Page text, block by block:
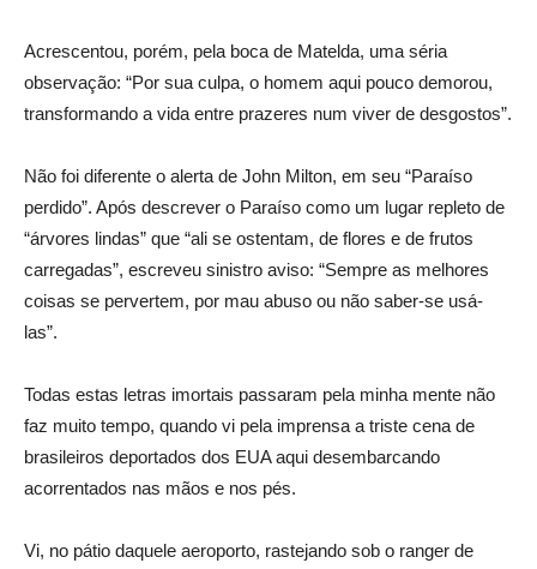
Acrescentou, porém, pela boca de Matelda, uma séria
observação: “Por sua culpa, o homem aqui pouco demorou,
transformando a vida entre prazeres num viver de desgostos”.
Não foi diferente o alerta de John Milton, em seu “Paraíso
perdido”. Após descrever o Paraíso como um lugar repleto de
“árvores lindas” que “ali se ostentam, de flores e de frutos
carregadas”, escreveu sinistro aviso: “Sempre as melhores
coisas se pervertem, por mau abuso ou não saber-se usá-
las”.
Todas estas letras imortais passaram pela minha mente não
faz muito tempo, quando vi pela imprensa a triste cena de
brasileiros deportados dos EUA aqui desembarcando
acorrentados nas mãos e nos pés.
Vi, no pátio daquele aeroporto, rastejando sob o ranger de